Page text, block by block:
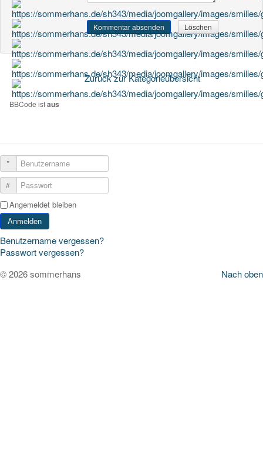
BBCode istaus
Zurück zur Kategorieübersicht
Benutzername
Passwort
Angemeldet bleiben
Anmelden
Benutzername vergessen?
Passwort vergessen?
Nach oben
© 2026 sommerhans